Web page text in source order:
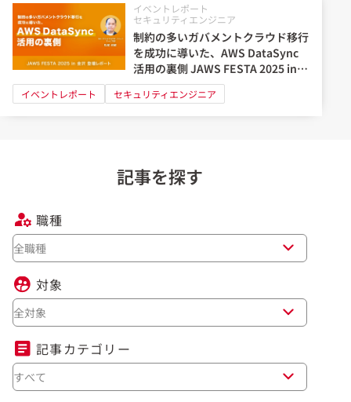
イベントレポート
セキュリティエンジニア
制約の多いガバメントクラウド移行
を成功に導いた、AWS DataSync
活用の裏側 JAWS FESTA 2025 in
金沢 登壇レポート
イベントレポート セキュリティエンジニア
記事を探す
職種
全職種
対象
全対象
記事カテゴリー
すべて